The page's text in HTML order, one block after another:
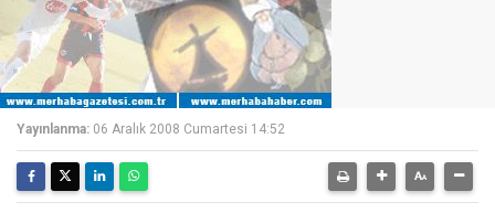
Yayınlanma: 06 Aralık 2008 Cumartesi 14:52